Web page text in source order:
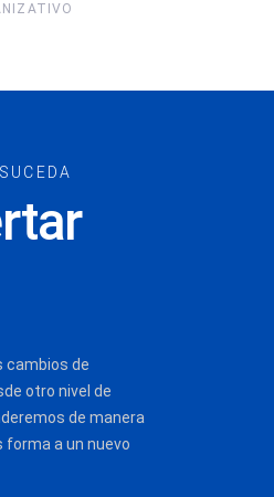
cambios de
otro nivel de
de manera
a un nuevo